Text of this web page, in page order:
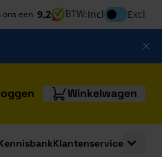
ons een 9,2 BTW:InclInclusief btw
Excl
Winkelwagen
Klantenservice